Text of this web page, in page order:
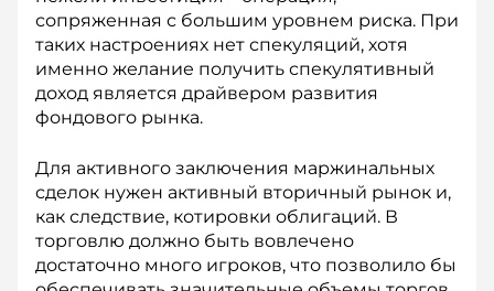
сопряженная с большим уровнем риска. При
таких настроениях нет спекуляций, хотя
именно желание получить спекулятивный
доход является драйвером развития
фондового рынка.
Для активного заключения маржинальных
сделок нужен активный вторичный рынок и,
как следствие, котировки облигаций. В
торговлю должно быть вовлечено
достаточно много игроков, что позволило бы